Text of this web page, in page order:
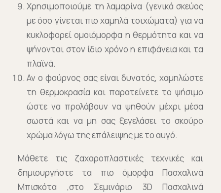
Χρησιμοποιούμε τη λαμαρίνα (γενικά σκεύος
με όσο γίνεται πιο χαμηλά τοιχώματα) για να
κυκλοφορεί ομοιόμορφα η θερμότητα και να
ψήνονται στον ίδιο χρόνο η επιφάνεια και τα
πλαϊνά.
Αν ο φούρνος σας είναι δυνατός, χαμηλώστε
τη θερμοκρασία και παρατείνετε το ψήσιμο
ώστε να προλάβουν να ψηθούν μέχρι μέσα
σωστά και να μη σας ξεγελάσει το σκούρο
χρώμα λόγω της επάλειψης με το αυγό.
Μάθετε τις ζαχαροπλαστικές τεχνικές και
δημιουργήστε τα πιο όμορφα Πασχαλινά
Μπισκότα ,στο Σεμινάριο 3D Πασχαλινά